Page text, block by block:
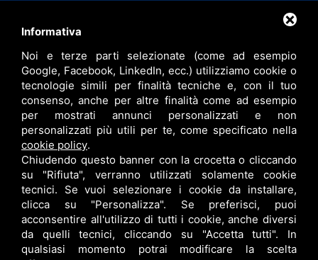
info@bfspa.it
+39 0532 836102
Lavora con noi
B.F. S.P.A. © •PRIVACY•CONTITOLARITÀ• RESPONSABILE DEL TRATTAMENTO
Informativa
Noi e terze parti selezionate (come ad esempio
Google, Facebook, LinkedIn, ecc.) utilizziamo cookie o
tecnologie simili per finalità tecniche e, con il tuo
consenso, anche per altre finalità come ad esempio
per mostrati annunci personalizzati e non
personalizzati più utili per te, come specificato nella
cookie policy.
Chiudendo questo banner con la crocetta o cliccando
su "Rifiuta", verranno utilizzati solamente cookie
tecnici. Se vuoi selezionare i cookie da installare,
clicca su "Personalizza". Se preferisci, puoi
acconsentire all'utilizzo di tutti i cookie, anche diversi
da quelli tecnici, cliccando su "Accetta tutti". In
qualsiasi momento potrai modificare la scelta